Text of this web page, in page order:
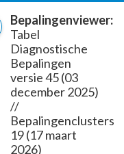
Bepalingenviewer:
Tabel
Diagnostische
Bepalingen
versie 45 (03
december 2025)
//
Bepalingenclusters
19 (17 maart
2026)